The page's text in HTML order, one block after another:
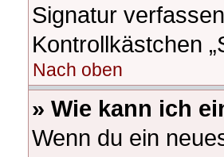
Signatur
Kontrollkästchen
Nach oben
» Wie kann ich
Wenn du ein